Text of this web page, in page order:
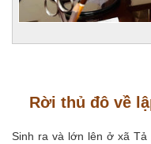
Rời thủ đô về
Sinh ra và lớn lên ở xã Tả